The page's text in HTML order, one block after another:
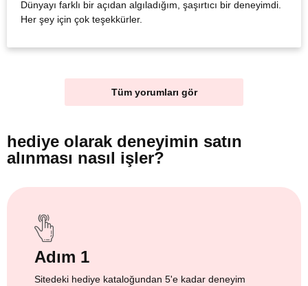
Dünyayı farklı bir açıdan algıladığım, şaşırtıcı bir deneyimdi.
Her şey için çok teşekkürler.
Tüm yorumları gör
hediye olarak deneyimin satın
alınması nasıl işler?
Adım 1
Sitedeki hediye kataloğundan 5'e kadar deneyim